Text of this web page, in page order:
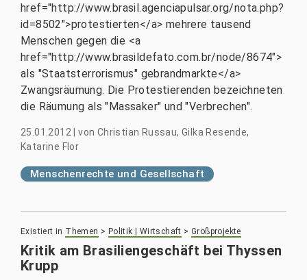
href="http://www.brasil.agenciapulsar.org/nota.php?
id=8502">protestierten</a> mehrere tausend
Menschen gegen die <a
href="http://www.brasildefato.com.br/node/8674">
als "Staatsterrorismus" gebrandmarkte</a>
Zwangsräumung. Die Protestierenden bezeichneten
die Räumung als "Massaker" und "Verbrechen".
25.01.2012 |von Christian Russau, Gilka Resende,
Katarine Flor
Menschenrechte und Gesellschaft
Existiert in Themen > Politik | Wirtschaft >Großprojekte
Kritik am Brasiliengeschäft bei Thyssen
Krupp